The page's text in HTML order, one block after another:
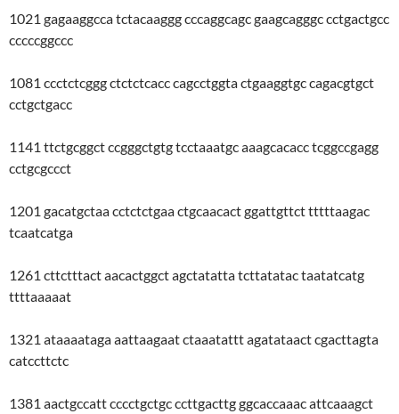
1021 gagaaggcca tctacaaggg cccaggcagc gaagcagggc cctgactgcc
cccccggccc
1081 ccctctcggg ctctctcacc cagcctggta ctgaaggtgc cagacgtgct
cctgctgacc
1141 ttctgcggct ccgggctgtg tcctaaatgc aaagcacacc tcggccgagg
cctgcgccct
1201 gacatgctaa cctctctgaa ctgcaacact ggattgttct tttttaagac
tcaatcatga
1261 cttctttact aacactggct agctatatta tcttatatac taatatcatg
ttttaaaaat
1321 ataaaataga aattaagaat ctaaatattt agatataact cgacttagta
catccttctc
1381 aactgccatt cccctgctgc ccttgacttg ggcaccaaac attcaaagct